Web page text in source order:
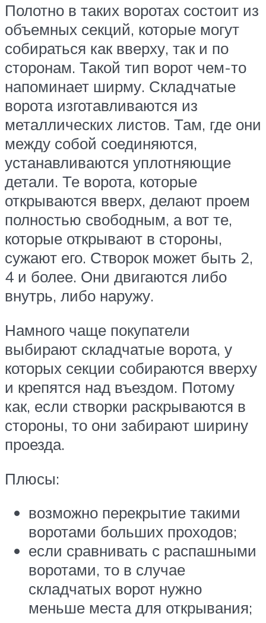
Полотно в таких воротах состоит из
объемных секций, которые могут
собираться как вверху, так и по
сторонам. Такой тип ворот чем-то
напоминает ширму. Складчатые
ворота изготавливаются из
металлических листов. Там, где они
между собой соединяются,
устанавливаются уплотняющие
детали. Те ворота, которые
открываются вверх, делают проем
полностью свободным, а вот те,
которые открывают в стороны,
сужают его. Створок может быть 2,
4 и более. Они двигаются либо
внутрь, либо наружу.
Намного чаще покупатели
выбирают складчатые ворота, у
которых секции собираются вверху
и крепятся над въездом. Потому
как, если створки раскрываются в
стороны, то они забирают ширину
проезда.
Плюсы:
возможно перекрытие такими
воротами больших проходов;
если сравнивать с распашными
воротами, то в случае
складчатых ворот нужно
меньше места для открывания;